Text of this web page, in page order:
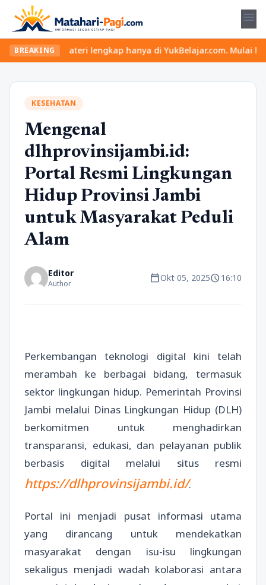
menu
BREAKING
materi lengkap hanya di YukBelajar.com. Mulai langkah
KESEHATAN
Mengenal
dlhprovinsijambi.id:
Portal Resmi Lingkungan
Hidup Provinsi Jambi
untuk Masyarakat Peduli
Alam
Editor
Author calendar_todayOkt 05, 2025schedule16:10
Perkembangan teknologi digital kini telah
merambah ke berbagai bidang, termasuk
sektor lingkungan hidup. Pemerintah Provinsi
Jambi melalui Dinas Lingkungan Hidup (DLH)
berkomitmen untuk menghadirkan
transparansi, edukasi, dan pelayanan publik
berbasis digital melalui situs resmi
https://dlhprovinsijambi.id/.
Portal ini menjadi pusat informasi utama
yang dirancang untuk mendekatkan
masyarakat dengan isu-isu lingkungan
sekaligus menjadi wadah kolaborasi antara